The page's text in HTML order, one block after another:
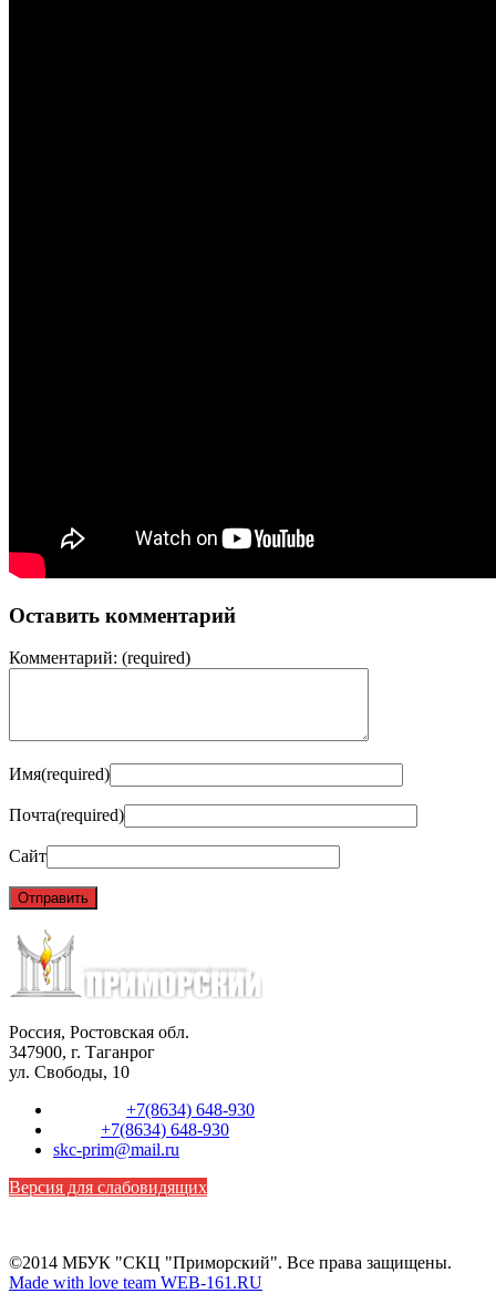
Оставить комментарий
Комментарий: (required)
Имя(required)
Почта(required)
Сайт
Россия, Ростовская обл.
347900, г. Таганрог
ул. Свободы, 10
+7(8634) 648-930
+7(8634) 648-930
skc-prim@mail.ru
Версия для слабовидящих
©2014 МБУК "СКЦ "Приморский". Все права защищены.
Made with love team WEB-161.RU